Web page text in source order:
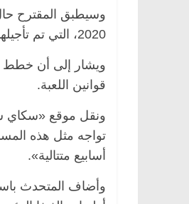
وسيطبق المقترح
2020، التي تم تأجيلها حتى يونيو 2021.
قوانين اللعبة.
ونقل موقع «سكاي
تواجه مثل هذه
أسابيع متتالية».
وأضاف المتحدث